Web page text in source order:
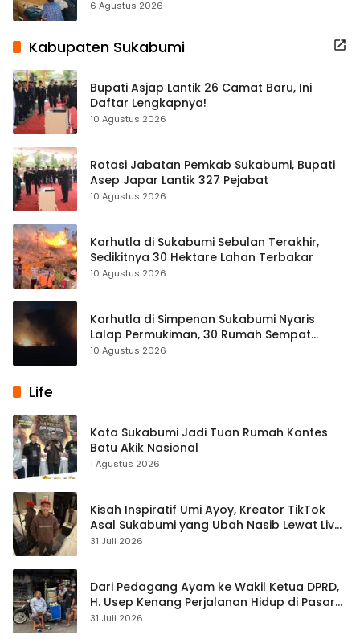
Terbuka Beri Data
6 Agustus 2026
Kabupaten Sukabumi
Bupati Asjap Lantik 26 Camat Baru, Ini
Daftar Lengkapnya!
10 Agustus 2026
Rotasi Jabatan Pemkab Sukabumi, Bupati
Asep Japar Lantik 327 Pejabat
10 Agustus 2026
Karhutla di Sukabumi Sebulan Terakhir,
Sedikitnya 30 Hektare Lahan Terbakar
10 Agustus 2026
Karhutla di Simpenan Sukabumi Nyaris
Lalap Permukiman, 30 Rumah Sempat
Terancam
10 Agustus 2026
Life
Kota Sukabumi Jadi Tuan Rumah Kontes
Batu Akik Nasional
1 Agustus 2026
Kisah Inspiratif Umi Ayoy, Kreator TikTok
Asal Sukabumi yang Ubah Nasib Lewat Live
Streaming
31 Juli 2026
Dari Pedagang Ayam ke Wakil Ketua DPRD,
H. Usep Kenang Perjalanan Hidup di Pasar
Cisaat
31 Juli 2026